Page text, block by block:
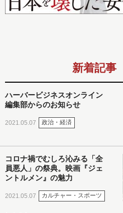
新着記事
ハーバービジネスオンライン
編集部からのお知らせ
2021.05.07 政治・経済
コロナ禍でむしろ沁みる「全
員悪人」の祭典。映画『ジェ
ントルメン』の魅力
2021.05.07 カルチャー・スポーツ